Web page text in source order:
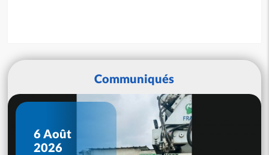
Communiqués
6 Août
2026